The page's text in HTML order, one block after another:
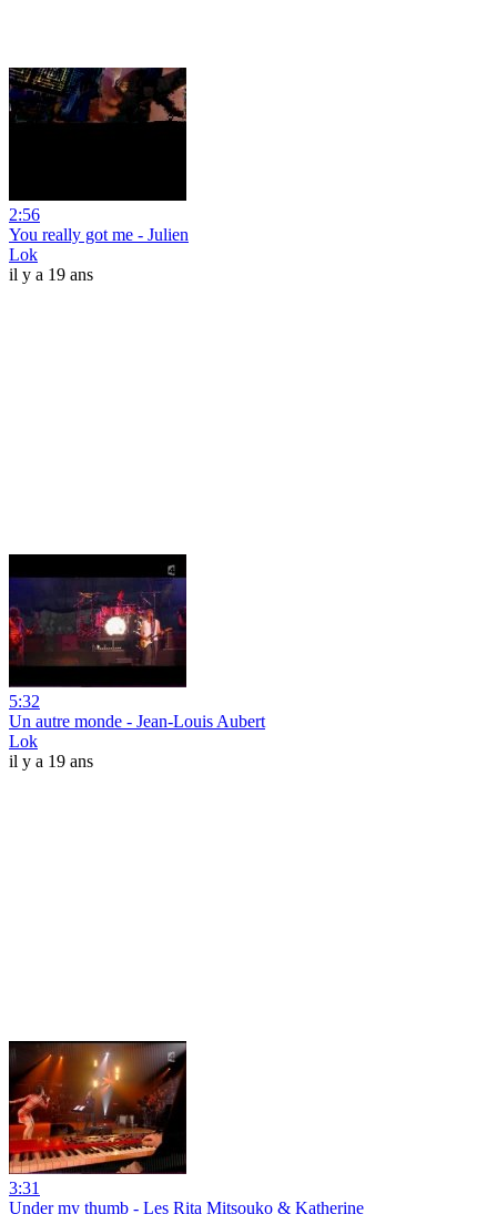
2:56
You really got me - Julien
Lok
il y a 19 ans
5:32
Un autre monde - Jean-Louis Aubert
Lok
il y a 19 ans
3:31
Under my thumb - Les Rita Mitsouko & Katherine